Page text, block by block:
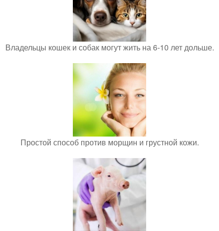
Владельцы кошек и собак могут жить на 6-10 лет дольше.
Простой способ против морщин и грустной кожи.